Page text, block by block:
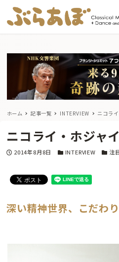
ホーム 記事一覧 INTERVIEW ニコラ
ニコライ・ホジャ
投稿日
2014年8月8日 カテゴリー
INTERVIEW カテ注
深い精神世界、こだわ